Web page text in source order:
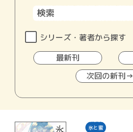
シリーズ・著者から探す
最新刊
次回の新刊→
氷と蜜